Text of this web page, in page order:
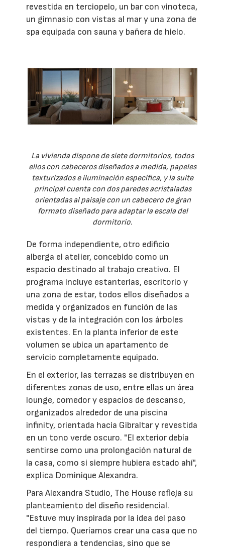
revestida en terciopelo, un bar con vinoteca,
un gimnasio con vistas al mar y una zona de
spa equipada con sauna y bañera de hielo.
La vivienda dispone de siete dormitorios, todos
ellos con cabeceros diseñados a medida, papeles
texturizados e iluminación específica, y la suite
principal cuenta con dos paredes acristaladas
orientadas al paisaje con un cabecero de gran
formato diseñado para adaptar la escala del
dormitorio.
De forma independiente, otro edificio
alberga el atelier, concebido como un
espacio destinado al trabajo creativo. El
programa incluye estanterías, escritorio y
una zona de estar, todos ellos diseñados a
medida y organizados en función de las
vistas y de la integración con los árboles
existentes. En la planta inferior de este
volumen se ubica un apartamento de
servicio completamente equipado.
En el exterior, las terrazas se distribuyen en
diferentes zonas de uso, entre ellas un área
lounge, comedor y espacios de descanso,
organizados alrededor de una piscina
infinity, orientada hacia Gibraltar y revestida
en un tono verde oscuro. "El exterior debía
sentirse como una prolongación natural de
la casa, como si siempre hubiera estado ahí",
explica Dominique Alexandra.
Para Alexandra Studio, The House refleja su
planteamiento del diseño residencial.
"Estuve muy inspirada por la idea del paso
del tiempo. Queríamos crear una casa que no
respondiera a tendencias, sino que se